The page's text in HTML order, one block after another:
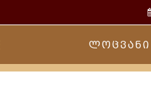
ლოცვანი